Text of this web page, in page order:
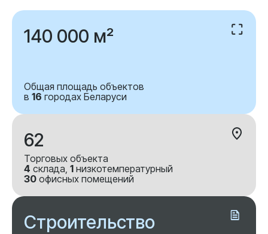
140 000 м²
Общая площадь объектов
в 16 городах Беларуси
62
Торговых объекта
4 склада, 1 низкотемпературный
30 офисных помещений
Строительство